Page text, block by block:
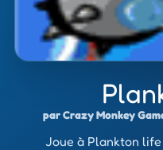
par Crazy Monkey
Joue à Plankton